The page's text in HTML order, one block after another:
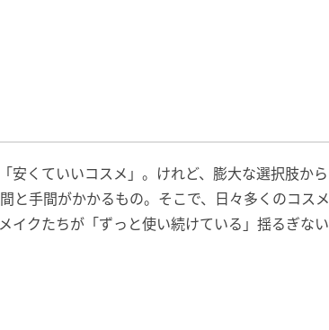
安くていいコスメ」。けれど、膨大な選択肢から
と手間がかかるもの。そこで、日々多くのコスメ
イクたちが「ずっと使い続けている」揺るぎない